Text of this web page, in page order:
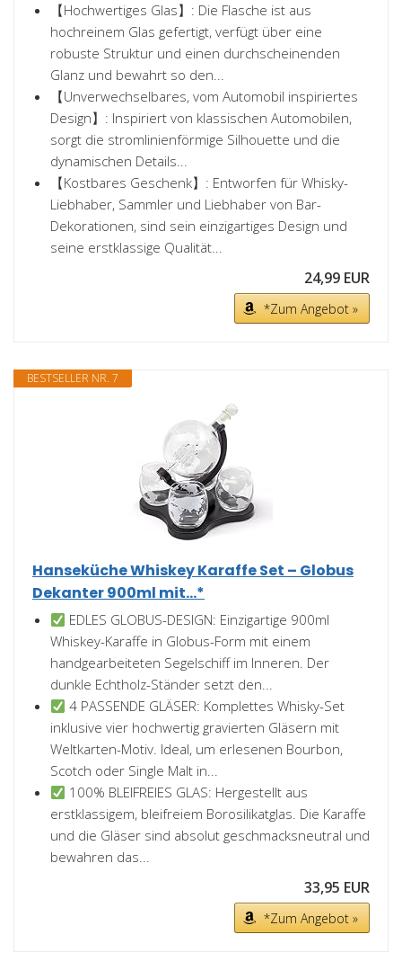
【Hochwertiges Glas】: Die Flasche ist aus
hochreinem Glas gefertigt, verfügt über eine
robuste Struktur und einen durchscheinenden
Glanz und bewahrt so den...
【Unverwechselbares, vom Automobil inspiriertes
Design】: Inspiriert von klassischen Automobilen,
sorgt die stromlinienförmige Silhouette und die
dynamischen Details...
【Kostbares Geschenk】: Entworfen für Whisky-
Liebhaber, Sammler und Liebhaber von Bar-
Dekorationen, sind sein einzigartiges Design und
seine erstklassige Qualität...
24,99 EUR
*Zum Angebot »
BESTSELLER NR. 7
Hanseküche Whiskey Karaffe Set – Globus
Dekanter 900ml mit...*
EDLES GLOBUS-DESIGN: Einzigartige 900ml
Whiskey-Karaffe in Globus-Form mit einem
handgearbeiteten Segelschiff im Inneren. Der
dunkle Echtholz-Ständer setzt den...
4 PASSENDE GLÄSER: Komplettes Whisky-Set
inklusive vier hochwertig gravierten Gläsern mit
Weltkarten-Motiv. Ideal, um erlesenen Bourbon,
Scotch oder Single Malt in...
100% BLEIFREIES GLAS: Hergestellt aus
erstklassigem, bleifreiem Borosilikatglas. Die Karaffe
und die Gläser sind absolut geschmacksneutral und
bewahren das...
33,95 EUR
*Zum Angebot »